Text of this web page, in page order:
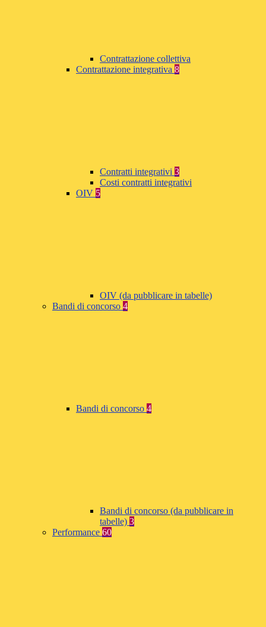
Contrattazione collettiva
Contrattazione integrativa 8
Contratti integrativi 3
Costi contratti integrativi
OIV 5
OIV (da pubblicare in tabelle)
Bandi di concorso 4
Bandi di concorso 4
Bandi di concorso (da pubblicare in
tabelle) 3
Performance 60